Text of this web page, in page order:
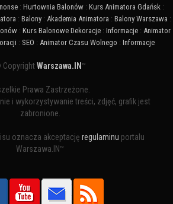
: Hurtownia Balonów : Kurs Animatora Gdańsk :
: Balony : Akademia Animatora : Balony Warszawa :
: Kurs Balonowe Dekoracje : Informacje : Animator
: SEO : Animator Czasu Wolnego : Informacje
Warszawa.IN ™
Prawa Zastrzeżone.
i wykorzystywanie treści, zdjęć, grafik jest
zabronione.
oznacza akceptację regulaminu portalu
Warszawa.IN™